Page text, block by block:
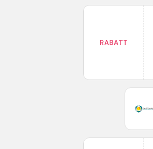
RABATT